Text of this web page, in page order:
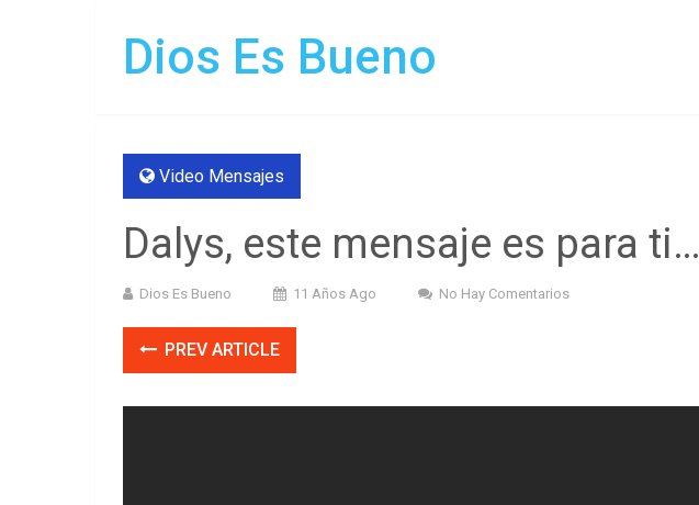
Dios Es Bueno
Video Mensajes
Dalys, este mensaje es para ti…
Dios Es Bueno 11 Años Ago No Hay Comentarios
PREV ARTICLE